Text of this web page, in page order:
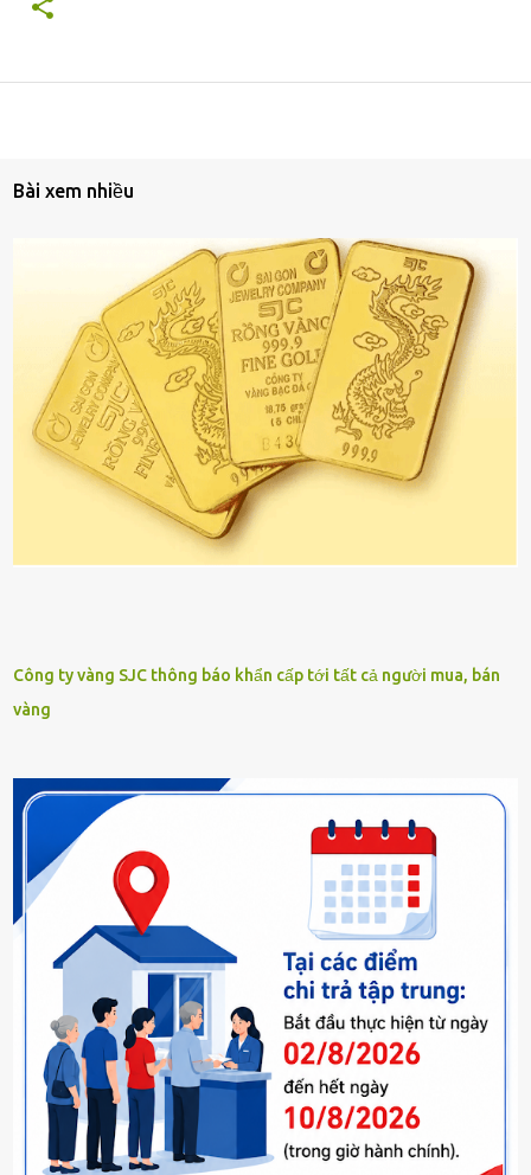
Bài xem nhiều
Công ty vàng SJC thông báo khẩn cấp tới tất cả người mua, bán
vàng